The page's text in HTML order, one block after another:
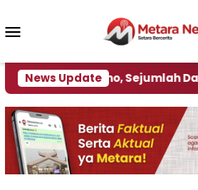
konten
News Update
El Nino, Sejumlah